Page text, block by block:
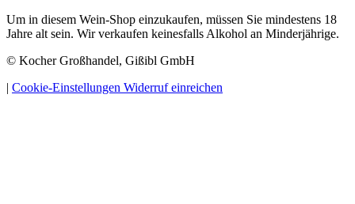
Um in diesem Wein-Shop einzukaufen, müssen Sie mindestens 18
Jahre alt sein. Wir verkaufen keinesfalls Alkohol an Minderjährige.
© Kocher Großhandel, Gißibl GmbH
| Cookie-Einstellungen Widerruf einreichen